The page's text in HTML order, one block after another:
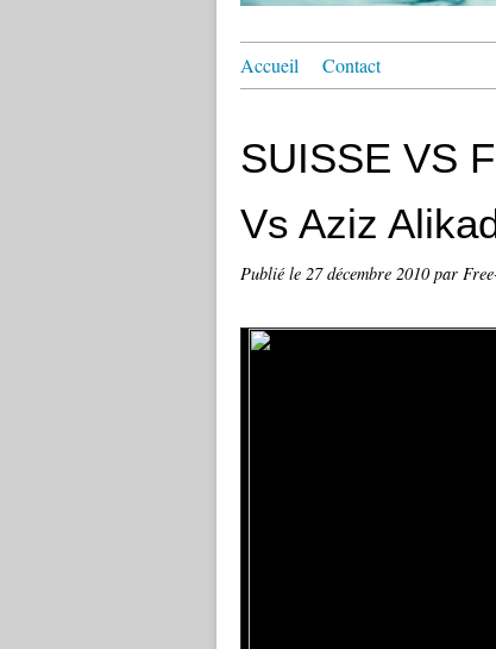
Accueil Contact
SUISSE VS
Vs Aziz
Publié le 27 décembre 2010par